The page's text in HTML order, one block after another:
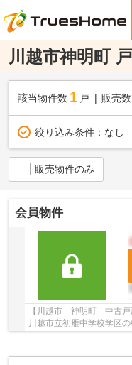
川越市神明町
該当物件数 1 戸 販売数
絞り込み条件： なし
販売物件のみ
会員物件
【川越市 神明町 中古戸
川越市立初雁中学校学区